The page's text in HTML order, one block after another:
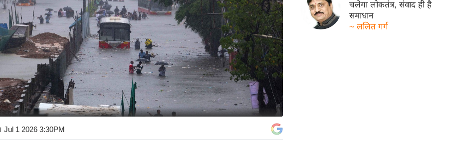
। Jul 1 2026 3:30PM
चलेगा लोकतंत्र, संवाद ही है
समाधान
~ ललित गर्ग